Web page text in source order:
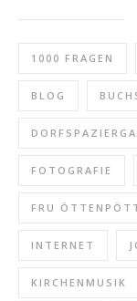
1000 FRAGEN
BLOG
FOTOGRAFIE
FRU
INTERNET
KIRCHENMUSIK